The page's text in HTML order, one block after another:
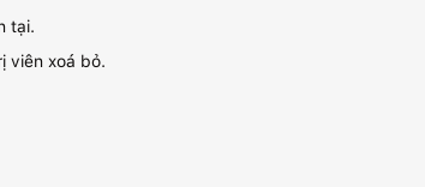
tại.
viên xoá bỏ.